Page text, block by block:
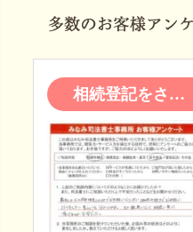
相続登記をさ…